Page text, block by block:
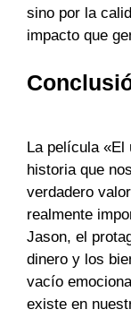
sino por la
impacto que
La película «El
historia que
verdadero
realmente
Jason, el
dinero y los
vacío
existe en